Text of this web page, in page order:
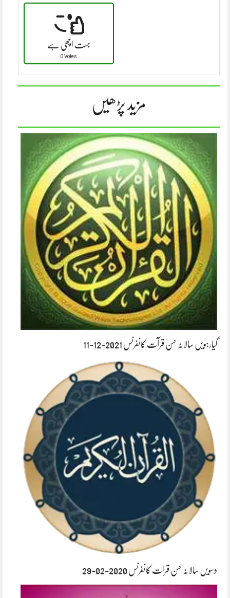
بہت اچھی ہے
0 Votes
مزید پڑھیں
گیارہویں سالانہ حسن قرآت کانفرنس 2021-12-11
دسویں سالانہ حسن قرات کانفرنس 2020-02-29